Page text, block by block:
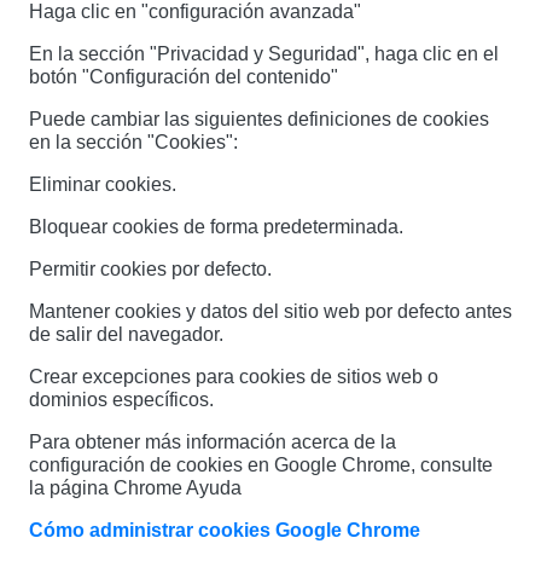
Haga clic en "configuración avanzada"
En la sección "Privacidad y Seguridad", haga clic en el
botón "Configuración del contenido"
Puede cambiar las siguientes definiciones de cookies
en la sección "Cookies":
Eliminar cookies.
Bloquear cookies de forma predeterminada.
Permitir cookies por defecto.
Mantener cookies y datos del sitio web por defecto antes
de salir del navegador.
Crear excepciones para cookies de sitios web o
dominios específicos.
Para obtener más información acerca de la
configuración de cookies en Google Chrome, consulte
la página Chrome Ayuda
Cómo administrar cookies Google Chrome